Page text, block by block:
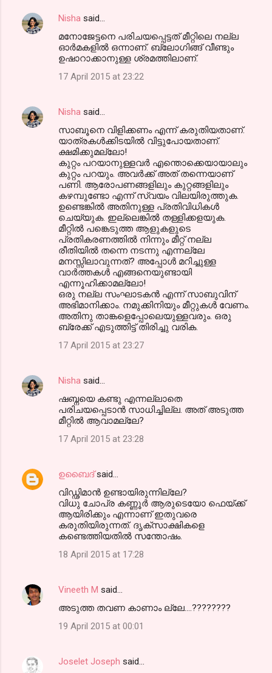
Nisha said…
മനോജേട്ടനെ പരിചയപ്പെട്ടത് മീറ്റിലെ നല്ല
ഓര്‍മകളില്‍ ഒന്നാണ്. ബ്ലോഗിങ്ങ് വീണ്ടും
ഉഷാറാക്കാനുള്ള ശ്രമത്തിലാണ്.
17 April 2015 at 23:22
Nisha said…
സാബൂനെ വിളിക്കണം എന്ന് കരുതിയതാണ്.
യാത്രകള്‍ക്കിടയില്‍ വിട്ടുപോയതാണ്.
ക്ഷമിക്കുമല്ലോ!
കുറ്റം പറയാനുള്ളവര്‍ എന്തൊക്കെയായാലും
കുറ്റം പറയും. അവര്‍ക്ക് അത് തന്നെയാണ്
പണി. ആരോപണങ്ങളിലും കുറ്റങ്ങളിലും
കഴമ്പുണ്ടോ എന്ന്‍ സ്വയം വിലയിരുത്തുക.
ഉണ്ടെങ്കില്‍ അതിനുള്ള പ്രതിവിധികള്‍
ചെയ്യുക. ഇല്ലെങ്കില്‍ തള്ളിക്കളയുക.
മീറ്റില്‍ പങ്കെടുത്ത ആളുകളുടെ
പ്രതികരണത്തില്‍ നിന്നും മീറ്റ്‌ നല്ല
രീതിയില്‍ തന്നെ നടന്നു എന്നല്ലേ
മനസ്സിലാവുന്നത്? അപ്പോള്‍ മറിച്ചുള്ള
വാര്‍ത്തകള്‍ എങ്ങനെയുണ്ടായി
എന്നൂഹിക്കാമല്ലോ!
ഒരു നല്ല സംഘാടകന്‍ എന്ന്‍ സാബുവിന്
അഭിമാനിക്കാം. നമുക്കിനിയും മീറ്റുകള്‍ വേണം.
അതിനു താങ്കളെപ്പോലെയുള്ളവരും. ഒരു
ബ്രേക്ക്‌ എടുത്തിട്ട് തിരിച്ചു വരിക.
17 April 2015 at 23:27
Nisha said…
ഷബ്നയെ കണ്ടു എന്നല്ലാതെ
പരിചയപ്പെടാന്‍ സാധിച്ചില്ല. അത് അടുത്ത
മീറ്റില്‍ ആവാമല്ലേ?
17 April 2015 at 23:28
ഉബൈദ്said…
വിഡ്ഢിമാന്‍ ഉണ്ടായിരുന്നില്ലേ?
വിധു ചോപ്ര കണ്ണൂര്‍ ആരുടെയോ ഫെയ്ക്ക്
ആയിരിക്കും എന്നാണ് ഇതുവരെ
കരുതിയിരുന്നത്. ദൃക്സാക്ഷികളെ
കണ്ടെത്തിയതില്‍ സന്തോഷം.
18 April 2015 at 17:28
Vineeth M said…
അടുത്ത തവണ കാണാം ല്ലേ....????????
19 April 2015 at 00:01
Joselet Joseph said…